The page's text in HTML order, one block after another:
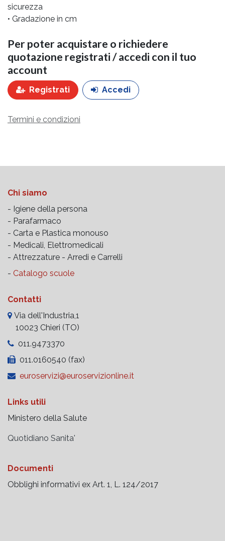
sicurezza
• Gradazione in cm
Per poter acquistare o richiedere
quotazione registrati / accedi con il tuo
account
Registrati Accedi
Termini e condizioni
Chi siamo
- Igiene della persona
- Parafarmaco
- Carta e Plastica monouso
- Medicali, Elettromedicali
- Attrezzature - Arredi e Carrelli
- Catalogo scuole
Contatti
Via dell'Industria,1
10023 Chieri (TO)
011.9473370
011.0160540 (fax)
euroservizi@euroservizionline.it
Links utili
Ministero della Salute
Quotidiano Sanita'
Documenti
Obblighi informativi ex Art. 1, L. 124/2017